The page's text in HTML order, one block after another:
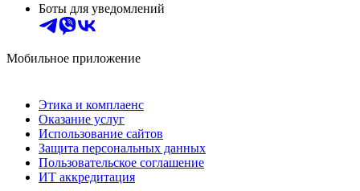
Боты для уведомлений
Мобильное приложение
Этика и комплаенс
Оказание услуг
Использование сайтов
Защита персональных данных
Пользовательское соглашение
ИТ аккредитация